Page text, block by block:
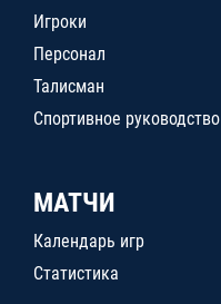
Игроки
Персонал
Талисман
Спортивное руководство
МАТЧИ
Календарь игр
Статистика